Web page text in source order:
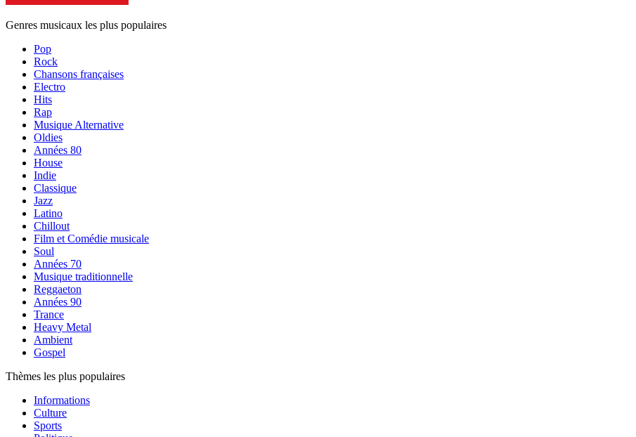
Genres musicaux les plus populaires
Pop
Rock
Chansons françaises
Electro
Hits
Rap
Musique Alternative
Oldies
Années 80
House
Indie
Classique
Jazz
Latino
Chillout
Film et Comédie musicale
Soul
Années 70
Musique traditionnelle
Reggaeton
Années 90
Trance
Heavy Metal
Ambient
Gospel
Thèmes les plus populaires
Informations
Culture
Sports